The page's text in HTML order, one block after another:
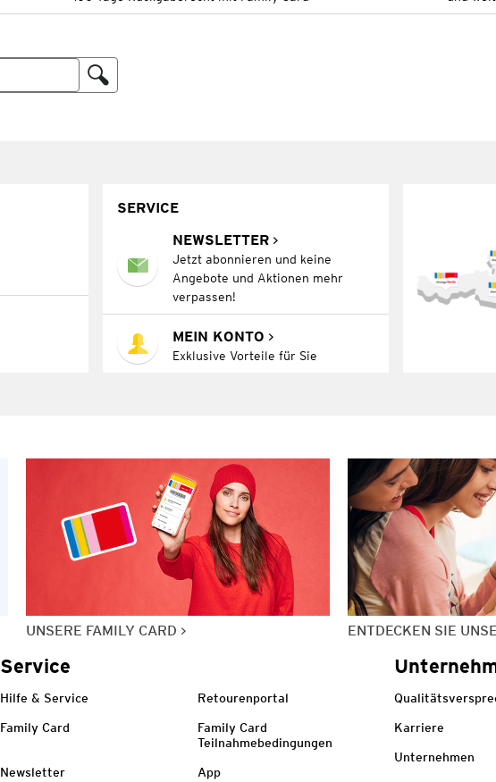
SERVICE
NEWSLETTER
Jetzt abonnieren und keine
Angebote und Aktionen mehr
verpassen!
MEIN KONTO
Exklusive Vorteile für Sie
UNSERE FAMILY CARD ENTDECKEN SIE
Service
Hilfe & Service Retourenportal
Family Card
Family Card
Teilnahmebedingungen
Newsletter App
Karriere
Unternehmen